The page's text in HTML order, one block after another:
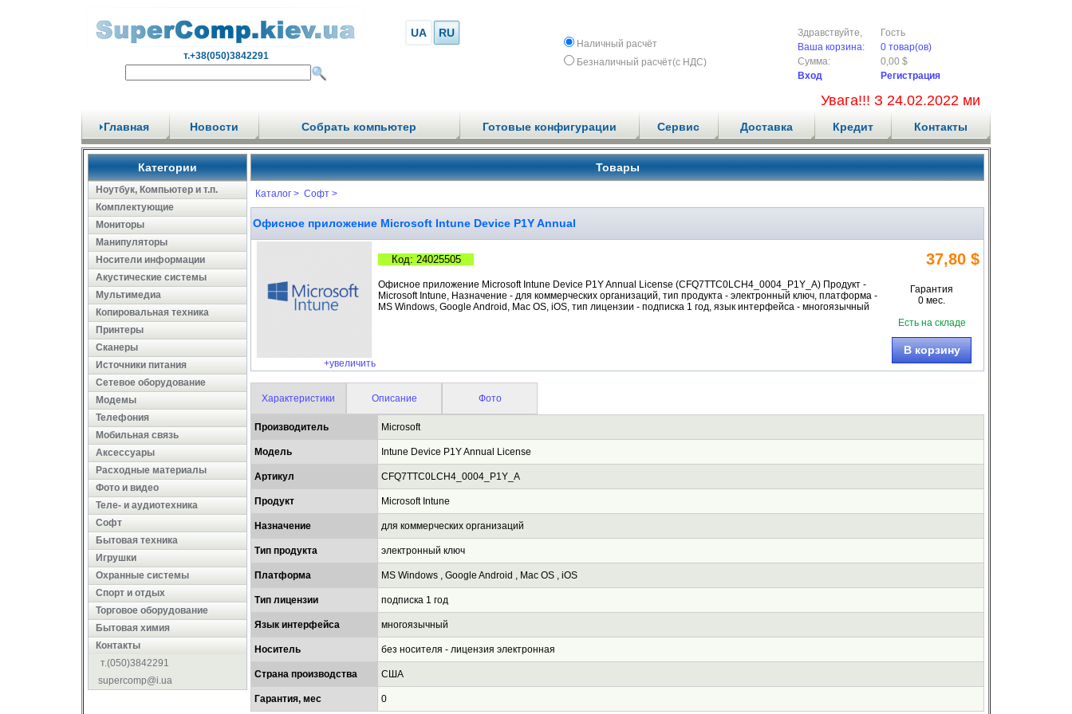
т.+38(050)3842291
UA RU
Наличный расчёт
Безналичный расчёт(с НДС)
Здравствуйте,
Гость
Ваша корзина:
0 товар(ов)
Сумма:
0,00 $
Вход
Регистрация
Увага!!! З 24.02.2022 ми не
Главная Новости Собрать компьютер Готовые конфигурации Сервис Доставка Кредит Контакты
Категории
Ноутбук, Компьютер и т.п.
Комплектующие
Мониторы
Манипуляторы
Носители информации
Акустические системы
Мультимедиа
Копировальная техника
Принтеры
Сканеры
Источники питания
Сетевое оборудование
Модемы
Телефония
Мобильная связь
Аксессуары
Расходные материалы
Фото и видео
Теле- и аудиотехника
Софт
Бытовая техника
Игрушки
Охранные системы
Cпорт и отдых
Торговое оборудование
Бытовая химия
Контакты
т.(050)3842291
supercomp@i.ua
Товары
Каталог > Софт >
Офисное приложение Microsoft Intune Device P1Y Annual
+увеличить
Код: 24025505 37,80 $
Офисное приложение Microsoft Intune Device P1Y Annual License (CFQ7TTC0LCH4_0004_P1Y_A) Продукт -
Microsoft Intune, Назначение - для коммерческих организаций, тип продукта - электронный ключ, платформа -
MS Windows, Google Android, Mac OS, iOS, тип лицензии - подписка 1 год, язык интерфейса - многоязычный
Гарантия
0 мес.
Есть на складе
В корзину
Характеристики Описание Фото
Производитель Microsoft
Модель Intune Device P1Y Annual License
Артикул CFQ7TTC0LCH4_0004_P1Y_A
Продукт Microsoft Intune
Назначение для коммерческих организаций
Тип продукта электронный ключ
Платформа MS Windows , Google Android , Mac OS , iOS
Тип лицензии подписка 1 год
Язык интерфейса многоязычный
Носитель без носителя - лицензия электронная
Страна производства США
Гарантия, мес 0